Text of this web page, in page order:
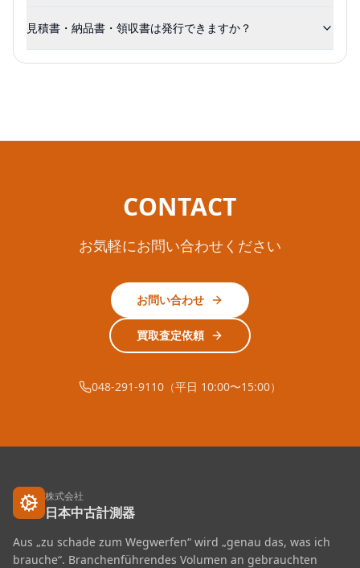
見積書・納品書・領収書は発行できますか？
CONTACT
お気軽にお問い合わせください
お問い合わせ
買取査定依頼
048-291-9110（平日 10:00〜15:00）
株式会社
日本中古計測器
Aus „zu schade zum Wegwerfen“ wird „genau das, was ich
brauche“. Branchenführendes Volumen an gebrauchten